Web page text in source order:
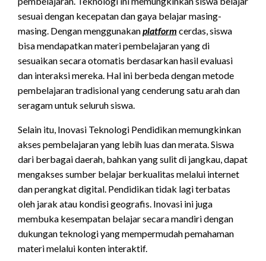
sesuai dengan kecepatan dan gaya belajar masing-
masing. Dengan menggunakanplatform cerdas, siswa
bisa mendapatkan materi pembelajaran yang di
sesuaikan secara otomatis berdasarkan hasil evaluasi
dan interaksi mereka. Hal ini berbeda dengan metode
pembelajaran tradisional yang cenderung satu arah dan
seragam untuk seluruh siswa.
Selain itu, Inovasi Teknologi Pendidikan memungkinkan
akses pembelajaran yang lebih luas dan merata. Siswa
dari berbagai daerah, bahkan yang sulit di jangkau, dapat
mengakses sumber belajar berkualitas melalui internet
dan perangkat digital. Pendidikan tidak lagi terbatas
oleh jarak atau kondisi geografis. Inovasi ini juga
membuka kesempatan belajar secara mandiri dengan
dukungan teknologi yang mempermudah pemahaman
materi melalui konten interaktif.